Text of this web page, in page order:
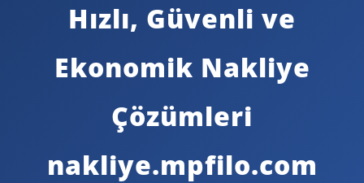
Hızlı, Güvenli ve
Ekonomik Nakliye
Çözümleri
nakliye.mpfilo.com